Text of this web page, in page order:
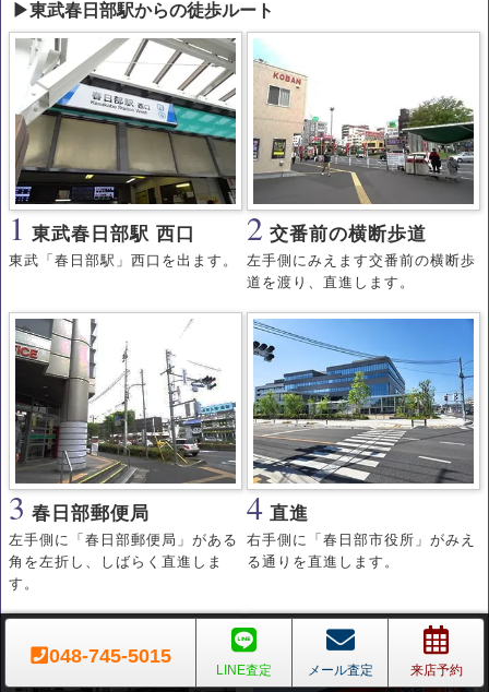
▶東武春日部駅からの徒歩ルート
1 東武春日部駅 西口
東武「春日部駅」西口を出ます。
2 交番前の横断歩道
左手側にみえます交番前の横断歩
道を渡り、直進します。
3 春日部郵便局
左手側に「春日部郵便局」がある
角を左折し、しばらく直進しま
す。
4 直進
右手側に「春日部市役所」がみえ
る通りを直進します。
048-745-5015
LINE査定 メール査定 来店予約